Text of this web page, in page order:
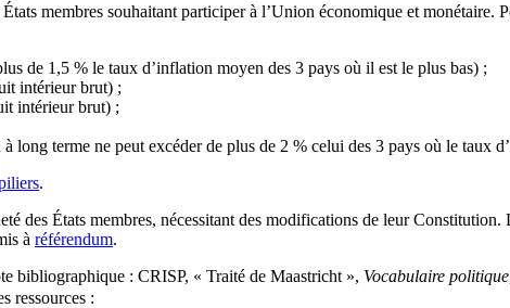
membres souhaitant participer à l’Union économique et monétaire.
de 1,5 % le taux d’inflation moyen des 3 pays où il est le plus bas) ;
intérieur brut) ;
intérieur brut) ;
long terme ne peut excéder de plus de 2 % celui des 3 pays où le taux
.
des États membres, nécessitant des modifications de leur
à référendum.
bibliographique : CRISP, « Traité de Maastricht », Vocabulaire politique
ressources :